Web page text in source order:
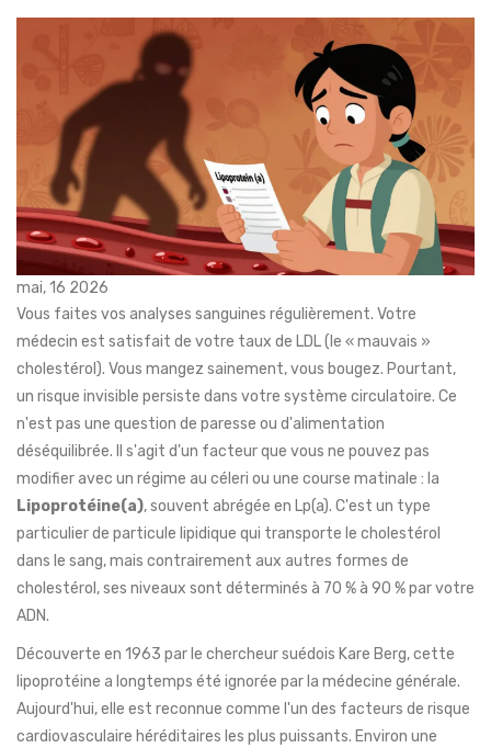
mai, 16 2026
Vous faites vos analyses sanguines régulièrement. Votre
médecin est satisfait de votre taux de LDL (le « mauvais »
cholestérol). Vous mangez sainement, vous bougez. Pourtant,
un risque invisible persiste dans votre système circulatoire. Ce
n'est pas une question de paresse ou d'alimentation
déséquilibrée. Il s'agit d'un facteur que vous ne pouvez pas
modifier avec un régime au céleri ou une course matinale : la
Lipoprotéine(a), souvent abrégée en Lp(a). C'est un type
particulier de particule lipidique qui transporte le cholestérol
dans le sang, mais contrairement aux autres formes de
cholestérol, ses niveaux sont déterminés à 70 % à 90 % par votre
ADN.
Découverte en 1963 par le chercheur suédois Kare Berg, cette
lipoprotéine a longtemps été ignorée par la médecine générale.
Aujourd'hui, elle est reconnue comme l'un des facteurs de risque
cardiovasculaire héréditaires les plus puissants. Environ une